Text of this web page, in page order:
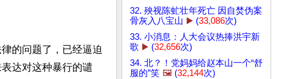
的问题了，已经逼迫
达对这种暴行的谴
32. 殃视陈虻壮年死亡 因自焚伪案
骨灰入八宝山 ▶️ (33,086次)
33. 小消息：人大会议热捧洪宇新
歌 ▶️ (32,656次)
34. 北？！党妈妈给赵本山一个“舒
服的”笑 🖼️ (32,144次)